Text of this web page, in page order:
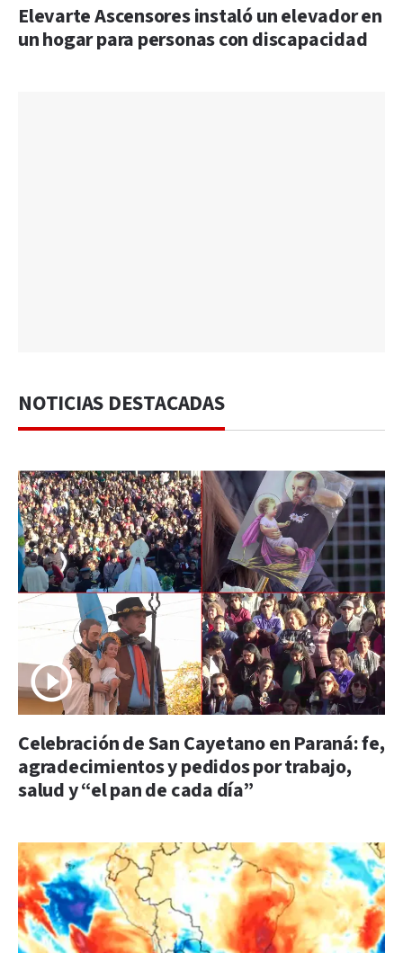
Elevarte Ascensores instaló un elevador en
un hogar para personas con discapacidad
NOTICIAS DESTACADAS
Celebración de San Cayetano en Paraná: fe,
agradecimientos y pedidos por trabajo,
salud y “el pan de cada día”